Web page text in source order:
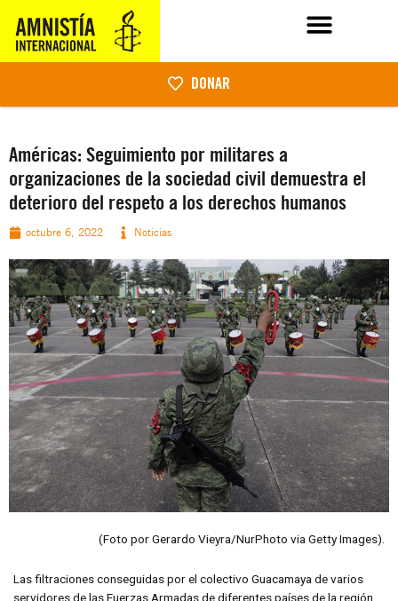
DONAR
Américas: Seguimiento por militares a
organizaciones de la sociedad civil demuestra el
deterioro del respeto a los derechos humanos
octubre 6, 2022 Noticias
(Foto por Gerardo Vieyra/NurPhoto via Getty Images).
Las filtraciones conseguidas por el colectivo Guacamaya de varios
servidores de las Fuerzas Armadas de diferentes países de la región